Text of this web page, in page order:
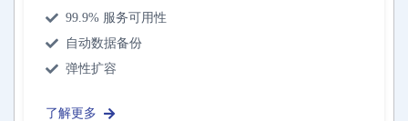
99.9% 服务可用性
自动数据备份
弹性扩容
了解更多